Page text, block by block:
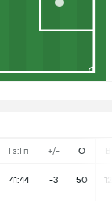
Гз:Гп +/- О В
41:44 -3 50 12